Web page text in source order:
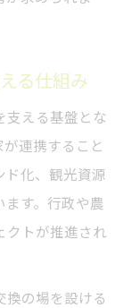
る仕組み
支える基盤とな
連携すること
ド化、観光資源
す。行政や農
クトが推進され
の場を設ける